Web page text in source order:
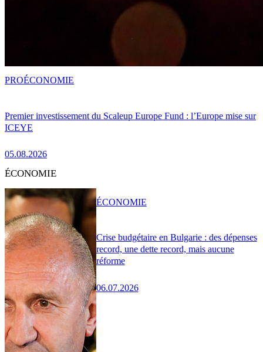
Premier investissement du Scaleup Europe Fund : l’Europe mise sur
ICEYE
05.08.2026
PROÉCONOMIE
ÉCONOMIE
Crise budgétaire en Bulgarie : des dépenses
record, une dette record, mais aucune
réforme
06.07.2026
ÉCONOMIE